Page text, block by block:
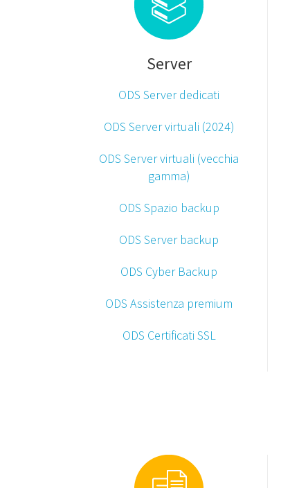
Server
ODS Server dedicati
ODS Server virtuali (2024)
ODS Server virtuali (vecchia
gamma)
ODS Spazio backup
ODS Server backup
ODS Cyber Backup
ODS Assistenza premium
ODS Certificati SSL